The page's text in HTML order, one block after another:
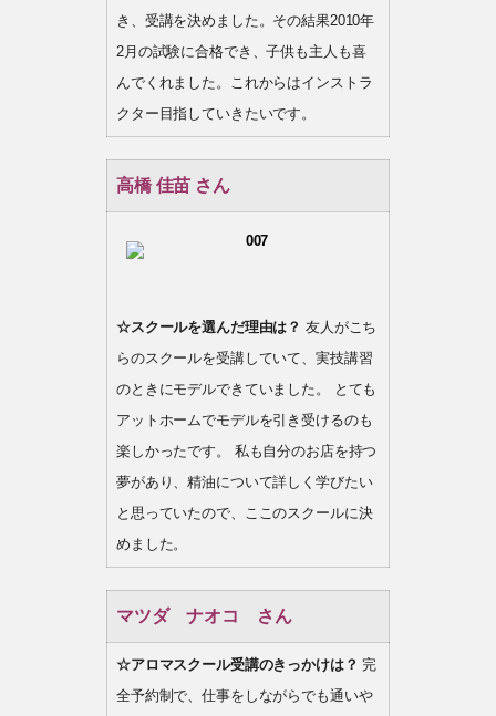
き、受講を決めました。その結果2010年
2月の試験に合格でき、子供も主人も喜
んでくれました。これからはインストラ
クター目指していきたいです。
高橋 佳苗 さん
☆スクールを選んだ理由は？ 友人がこち
らのスクールを受講していて、実技講習
のときにモデルできていました。 とても
アットホームでモデルを引き受けるのも
楽しかったです。 私も自分のお店を持つ
夢があり、精油について詳しく学びたい
と思っていたので、ここのスクールに決
めました。
マツダ ナオコ さん
☆アロマスクール受講のきっかけは？ 完
全予約制で、仕事をしながらでも通いや